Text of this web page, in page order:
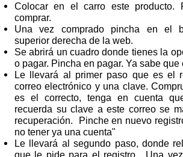
Colocar en el carro este producto.
comprar.
Una vez comprado pincha en el
superior derecha de la web.
Se abrirá un cuadro donde tienes la
o pagar. Pincha en pagar. Ya sabe que
Le llevará al primer paso que es el
correo electrónico y una clave.
es el correcto, tenga en cuenta
recuerda su clave a este correo se
recuperación. Pinche en nuevo
no tener ya una cuenta"
Le llevará al segundo paso, donde
que le pide para el registro. Una